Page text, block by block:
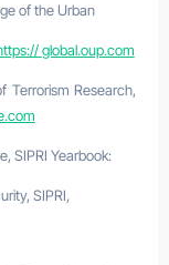
of the Urban
global.oup.com
Terrorism Research,
SIPRI Yearbook:
SIPRI,